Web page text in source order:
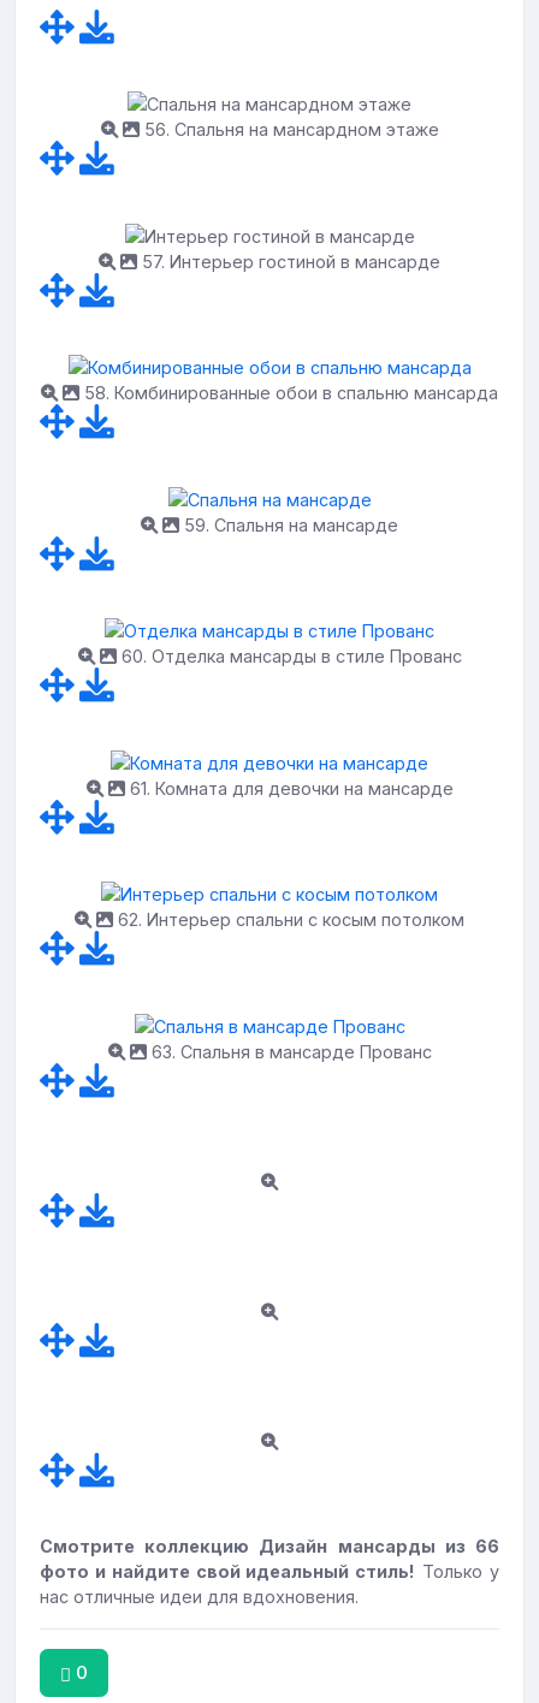
56. Спальня на мансардном этаже
57. Интерьер гостиной в мансарде
58. Комбинированные обои в спальню мансарда
59. Спальня на мансарде
60. Отделка мансарды в стиле Прованс
61. Комната для девочки на мансарде
62. Интерьер спальни с косым потолком
63. Спальня в мансарде Прованс
Смотрите коллекцию Дизайн мансарды из 66
фото и найдите свой идеальный стиль! Только у
нас отличные идеи для вдохновения.
0